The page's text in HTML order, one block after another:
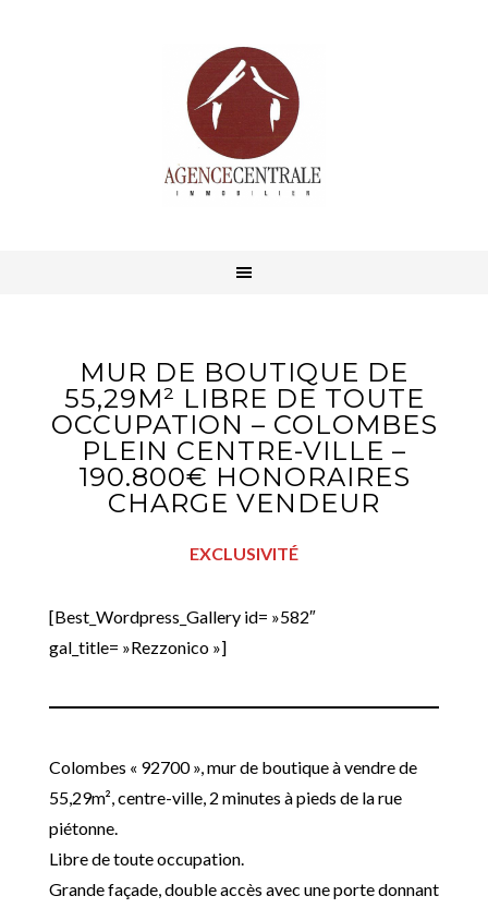
MUR DE BOUTIQUE DE
55,29M² LIBRE DE TOUTE
OCCUPATION – COLOMBES
PLEIN CENTRE-VILLE –
190.800€ HONORAIRES
CHARGE VENDEUR
EXCLUSIVITÉ
[Best_Wordpress_Gallery id= »582″
gal_title= »Rezzonico »]
Colombes « 92700 », mur de boutique à vendre de
55,29m², centre-ville, 2 minutes à pieds de la rue
piétonne.
Libre de toute occupation.
Grande façade, double accès avec une porte donnant